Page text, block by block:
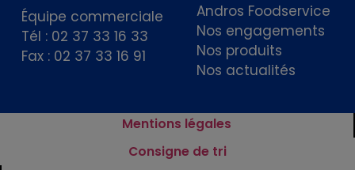
Équipe commerciale
Tél : 02 37 33 16 33
Fax : 02 37 33 16 91
Andros Foodservice
Nos engagements
Nos produits
Nos actualités
Mentions légales
Consigne de tri